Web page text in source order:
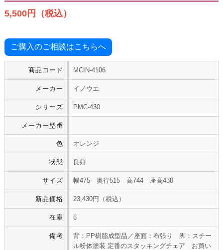
5,500円（税込）
ご購入のご相談はこちらへ
商品コード MCIN-4106
メーカー イノウエ
シリーズ PMC-430
メーカー型番
色 オレンジ
状態 良好
サイズ 幅475 奥行515 高744 座高430
新品価格 23,430円（税込）
在庫 6
備考
背：PP樹脂成型品／座面：布張り 脚：スチー
ル粉体塗装 定番のスタッキングチェア お買い